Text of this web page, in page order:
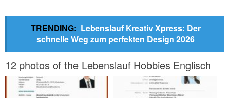
TRENDING: Lebenslauf Kreativ Xpress: Der
schnelle Weg zum perfekten Design 2026
12 photos of the Lebenslauf Hobbies Englisch